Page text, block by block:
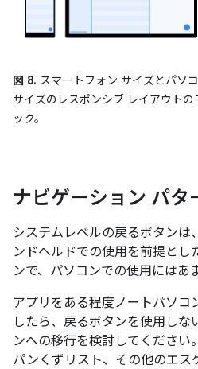
図 8. スマートフォン サイズとパソ
サイズのレスポンシブ レイアウトの
ック。
ナビゲーション パタ
システムレベルの戻るボタンは
ンドヘルドでの使用を前提とし
ンで、パソコンでの使用にはあ
アプリをある程度ノートパソコ
したら、戻るボタンを使用しな
ンへの移行を検討してください
パンくずリスト、その他のエス